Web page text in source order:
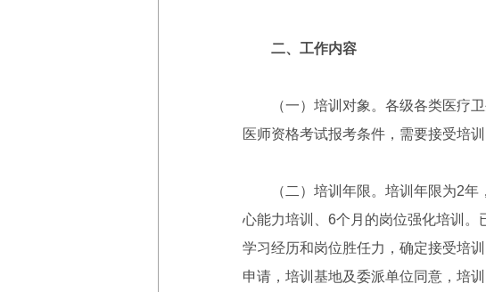
二、工作内容
（一）培训对象。各级各类医疗卫
医师资格考试报考条件，需要接受培
（二）培训年限。培训年限为2年，
心能力培训、6个月的岗位强化培训
学习经历和岗位胜任力，确定接受培
申请，培训基地及委派单位同意，培